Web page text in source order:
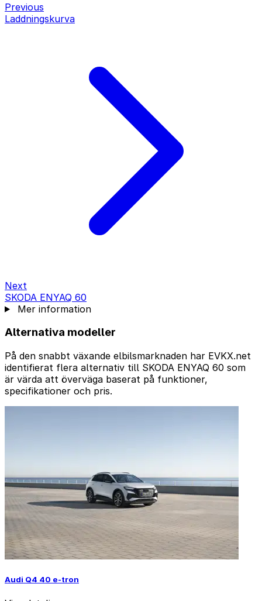
Previous
Laddningskurva
Next
SKODA ENYAQ 60
Mer information
Alternativa modeller
På den snabbt växande elbilsmarknaden har EVKX.net
identifierat flera alternativ till SKODA ENYAQ 60 som
är värda att överväga baserat på funktioner,
specifikationer och pris.
Audi Q4 40 e-tron